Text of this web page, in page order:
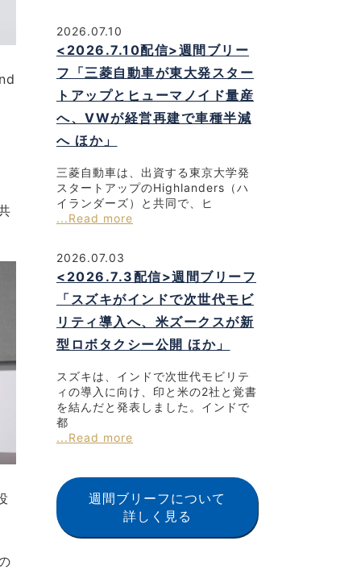
2026.07.10
<2026.7.10配信>週間ブリー
フ「三菱自動車が東大発スター
トアップとヒューマノイド量産
へ、VWが経営再建で車種半減
へ ほか」
三菱自動車は、出資する東京大学発
スタートアップのHighlanders（ハ
イランダーズ）と共同で、ヒ
...Read more
2026.07.03
<2026.7.3配信>週間ブリーフ
「スズキがインドで次世代モビ
リティ導入へ、米ズークスが新
型ロボタクシー公開 ほか」
スズキは、インドで次世代モビリテ
ィの導入に向け、印と米の2社と覚書
を結んだと発表しました。インドで
都
...Read more
週間ブリーフについて
詳しく見る